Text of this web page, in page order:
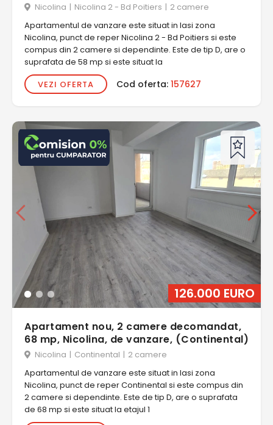
Nicolina | Nicolina 2 - Bd Poitiers | 2 camere
Apartamentul de vanzare este situat in Iasi zona
Nicolina, punct de reper Nicolina 2 - Bd Poitiers si este
compus din 2 camere si dependinte. Este de tip D, are o
suprafata de 58 mp si este situat la
VEZI OFERTA
Cod oferta: 157627
126.000 EURO
Apartament nou, 2 camere decomandat,
68 mp, Nicolina, de vanzare, (Continental)
Nicolina | Continental | 2 camere
Apartamentul de vanzare este situat in Iasi zona
Nicolina, punct de reper Continental si este compus din
2 camere si dependinte. Este de tip D, are o suprafata
de 68 mp si este situat la etajul 1